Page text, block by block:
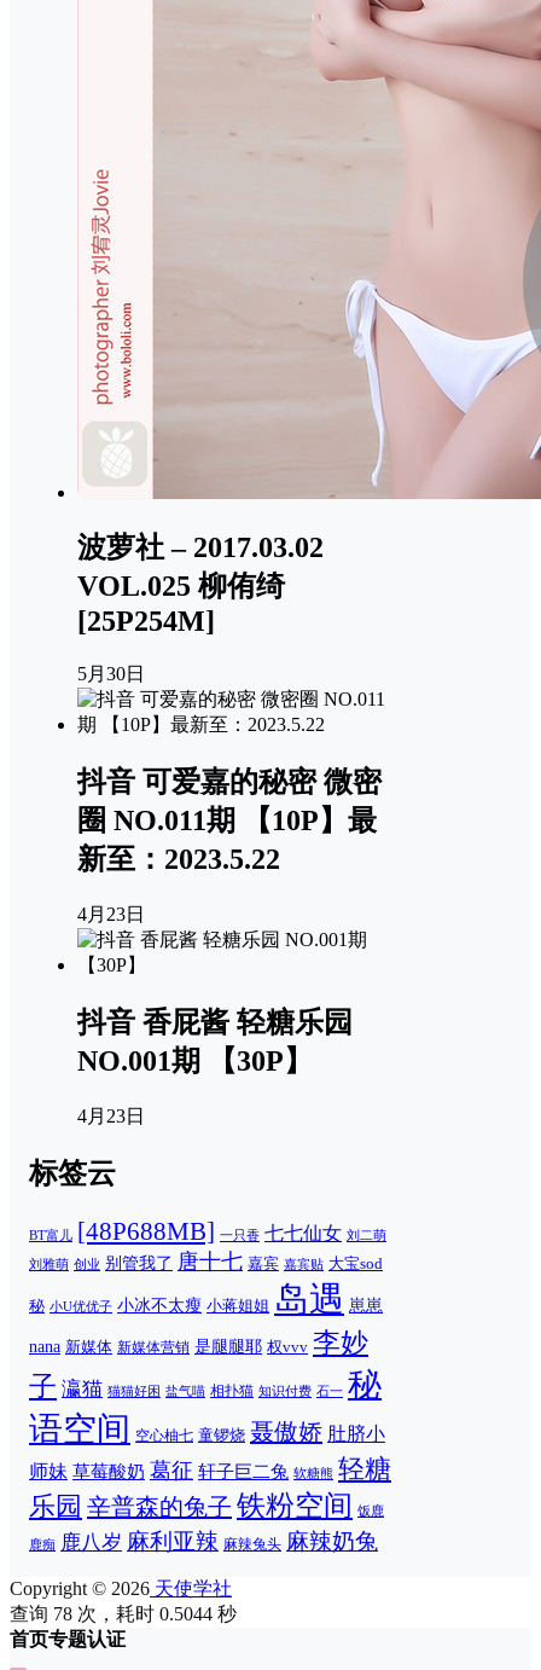
波萝社 – 2017.03.02
VOL.025 柳侑绮
[25P254M]
5月30日
抖音 可爱嘉的秘密 微密
圈 NO.011期 【10P】最
新至：2023.5.22
4月23日
抖音 香屁酱 轻糖乐园
NO.001期 【30P】
4月23日
标签云
BT富儿 [48P688MB] 一只香 七七仙女 刘二萌
刘雅萌 创业 别管我了 唐十七 嘉宾 嘉宾贴 大宝sod
秘 小U优优子 小冰不太瘦 小蒋姐姐 岛遇 崽崽
nana 新媒体 新媒体营销 是腿腿耶 权vvv 李妙
子 瀛猫 猫猫好困 盐气喵 相扑猫 知识付费 石一 秘
语空间
空心柚七 童锣烧 聂傲娇 肚脐小
师妹 草莓酸奶 葛征 轩子巨二兔 软糖熊 轻糖
乐园 辛普森的兔子 铁粉空间 饭鹿
鹿痴 鹿八岁 麻利亚辣 麻辣兔头 麻辣奶兔
Copyright © 2026 天使学社
查询 78 次，耗时 0.5044 秒
首页专题认证